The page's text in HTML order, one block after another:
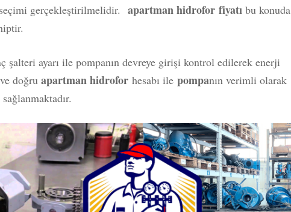
gerçekleştirilmelidir. apartman hidrofor fiyatıbu konuda
şalteri ayarı ile pompanın devreye girişi kontrol edilerek enerji
doğru apartman hidroforhesabı ile pompanın verimli olarak